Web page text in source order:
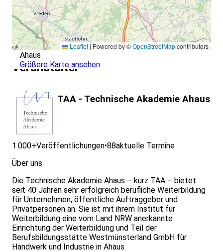
Leaflet | Powered by ©OpenStreetMapcontributors
Ahaus
Größere Karte ansehen
Veranstalter
TAA - Technische Akademie Ahaus
1.000+Veröffentlichungen•88aktuelle Termine
Über uns
Die Technische Akademie Ahaus – kurz TAA – bietet
seit 40 Jahren sehr erfolgreich berufliche Weiterbildung
für Unternehmen, öffentliche Auftraggeber und
Privatpersonen an. Sie ist mit ihrem Institut für
Weiterbildung eine vom Land NRW anerkannte
Einrichtung der Weiterbildung und Teil der
Berufsbildungsstätte Westmünsterland GmbH für
Handwerk und Industrie in Ahaus.